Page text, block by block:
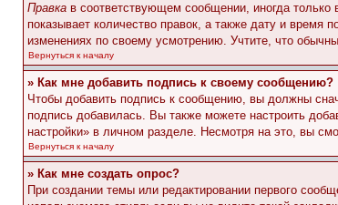
Правка в соответствующем сообщении, иногда только
показывает количество правок, а также дату и время
изменениях по своему усмотрению. Учтите, что
Вернуться к началу
» Как мне добавить подпись к своему сообщению?
Чтобы добавить подпись к сообщению, вы должны
подпись добавилась. Вы также можете настроить
настройки» в личном разделе. Несмотря на это, вы
Вернуться к началу
» Как мне создать опрос?
При создании темы или редактировании первого